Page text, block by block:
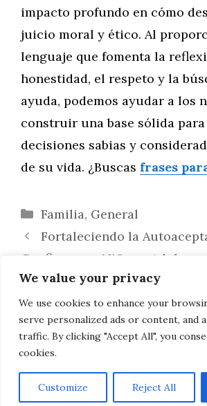
We value your privacy
We use cookies to enhance your
serve personalized ads or content, and
traffic. By clicking "Accept All", you
cookies.
Customize Reject All
impacto profundo en cómo
juicio moral y ético. Al
lenguaje que fomenta la
honestidad, el respeto y la
ayuda, podemos ayudar a los
construir una base sólida
decisiones sabias y
de su vida. ¿Buscas frases
Categorías
Familia, General
Fortaleciendo la
Confianza en Niños y
de las Palabras
Palabras Clave para
de la Salud Mental y Física en
AVISO LEGAL, POLITICA DE